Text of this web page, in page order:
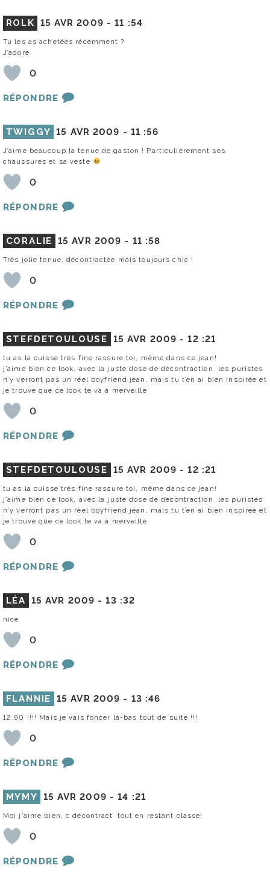
ROLK 15 AVR 2009 -11 :54
Tu les as achetées récemment ?
J’adore.
0
RÉPONDRE
TWIGGY 15 AVR 2009 - 11 :56
J’aime beaucoup la tenue de gaston ! Particulièrement ses
chaussures et sa veste
0
RÉPONDRE
CORALIE 15 AVR 2009 - 11 :58
Très jolie tenue, décontractée mais toujours chic !
0
RÉPONDRE
STEFDETOULOUSE 15 AVR 2009 -12 :21
tu as la cuisse très fine rassure toi, même dans ce jean!
j’aime bien ce look, avec la juste dose de décontraction. les puristes
n’y verront pas un réel boyfriend jean, mais tu t’en ai bien inspirée et
je trouve que ce look te va à merveille
0
RÉPONDRE
STEFDETOULOUSE 15 AVR 2009 -12 :21
tu as la cuisse très fine rassure toi, même dans ce jean!
j’aime bien ce look, avec la juste dose de décontraction. les puristes
n’y verront pas un réel boyfriend jean, mais tu t’en ai bien inspirée et
je trouve que ce look te va à merveille
0
RÉPONDRE
LÉA 15 AVR 2009 -13 :32
nice
0
RÉPONDRE
FLANNIE 15 AVR 2009 - 13 :46
12.90 !!!! Mais je vais foncer là-bas tout de suite !!!
0
RÉPONDRE
MYMY 15 AVR 2009 -14 :21
Moi j’aime bien, c décontract’ tout en restant classe!
0
RÉPONDRE